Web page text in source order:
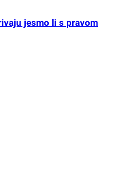
jesmo li s pravom